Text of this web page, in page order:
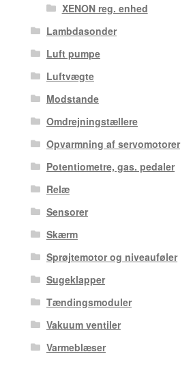
XENON reg. enhed
Lambdasonder
Luft pumpe
Luftvægte
Modstande
Omdrejningstællere
Opvarmning af servomotorer
Potentiometre, gas. pedaler
Relæ
Sensorer
Skærm
Sprøjtemotor og niveauføler
Sugeklapper
Tændingsmoduler
Vakuum ventiler
Varmeblæser